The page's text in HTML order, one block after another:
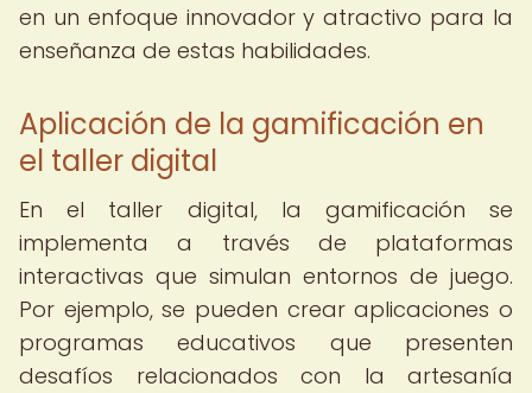
en un enfoque innovador y atractivo para la
enseñanza de estas habilidades.
Aplicación de la gamificación en
el taller digital
En el taller digital, la gamificación se
implementa a través de plataformas
interactivas que simulan entornos de juego.
Por ejemplo, se pueden crear aplicaciones o
programas educativos que presenten
desafíos relacionados con la artesanía